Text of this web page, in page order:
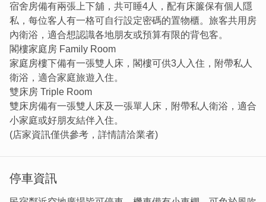
民宿就位金門島西北角，西北角全劃為國家公園管理，有許
多自然景點如雙鯉濕地自然中心、北山海堤、鱟保育區、北
山播音牆，春秋兩季有大片的麥田或高粱田，非常適合外
拍，可以騎腳踏車順著寧湖路、慈湖路和南山林道，一路上
樹木繁盛，是典型的綠色隧道，騎乘起來也非常的輕鬆舒
適。晚上時可以到慈湖看夜晚的廈門天際線，或是在民宿天
井乘涼看星星聊天，非常愜意。喜歡軍事歷史的人，可以看
看北山古洋樓共軍指揮所殘存的牆面、古寧頭戰史館或和平
紀念園區，感受戰地風情。
宿舍房備有兩張上下舖，共可睡4人，配有床簾保有個人隱
私，每位客人有一格可自行設定密碼的置物櫃。旅客共用房
內衛浴，適合想認識各地朋友或預算有限的背包客。
閣樓家庭房 Family Room
家庭房樓下備有一張雙人床，閣樓可供3人入住，附帶私人
衛浴，適合家庭旅遊入住。
雙床房 Triple Room
雙床房備有一張雙人床及一張單人床，附帶私人衛浴，適合
小家庭或好朋友結伴入住。
(店家資訊僅供參考，詳情請洽業者)
停車資訊